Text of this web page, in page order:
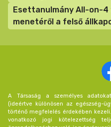
Esettanulmány All-on-
menetéről a felső
A Társaság a személyes
(ideértve különösen az egészség-
történő megfelelés érdekében
vonatkozó jogi kötelezettség